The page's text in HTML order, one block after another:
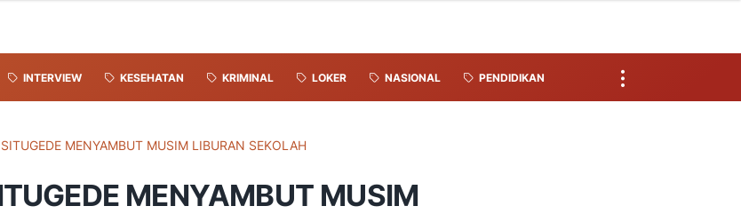
INTERVIEW KESEHATAN KRIMINAL LOKER NASIONAL PENDIDIKAN
MENYAMBUT MUSIM LIBURAN SEKOLAH
MENYAMBUT MUSIM